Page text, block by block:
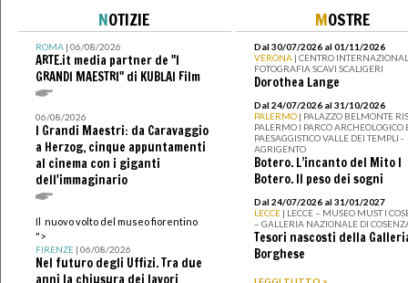
NOTIZIE
ROMA| 06/08/2026
ARTE.it media partner de "I
GRANDI MAESTRI" di KUBLAI Film
06/08/2026
I Grandi Maestri: da Caravaggio
a Herzog, cinque appuntamenti
al cinema con i giganti
dell'immaginario
Il nuovo volto del museo fiorentino
">
FIRENZE| 06/08/2026
Nel futuro degli Uffizi. Tra due
anni la chiusura dei lavori
MOSTRE
Dal 30/07/2026 al 01/11/2026
VERONA | CENTRO
FOTOGRAFIA SCAVI SCALIGERI
Dorothea Lange
Dal 24/07/2026 al 31/10/2026
PALERMO | PALAZZO BELMONTE
PALERMO I PARCO ARCHEOLOGICO
PAESAGGISTICO VALLE DEI TEMPLI -
AGRIGENTO
Botero. L’incanto del Mito I
Botero. Il peso dei sogni
Dal 24/07/2026 al 31/01/2027
LECCE | LECCE – MUSEO MUST I
– GALLERIA NAZIONALE DI
Tesori nascosti della
Borghese